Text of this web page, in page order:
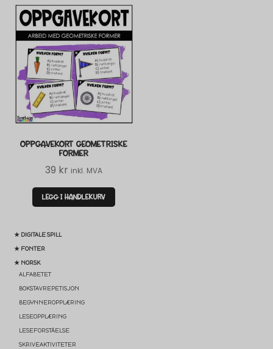
★ DIGITALE SPILL
★ FONTER
★ NORSK
ALFABETET
BOKSTAVREPETISJON
BEGYNNEROPPLÆRING
LESEOPPLÆRING
LESEFORSTÅELSE
SKRIVEAKTIVITETER
OPPGAVEKORT GEOMETRISKE
FORMER
39 kr inkl. MVA
LEGG I HANDLEKURV